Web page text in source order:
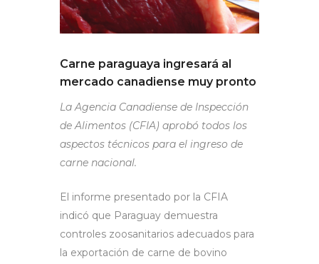
Carne paraguaya ingresará al
mercado canadiense muy pronto
La Agencia Canadiense de Inspección
de Alimentos (CFIA) aprobó todos los
aspectos técnicos para el ingreso de
carne nacional.
El informe presentado por la CFIA
indicó que Paraguay demuestra
controles zoosanitarios adecuados para
la exportación de carne de bovino